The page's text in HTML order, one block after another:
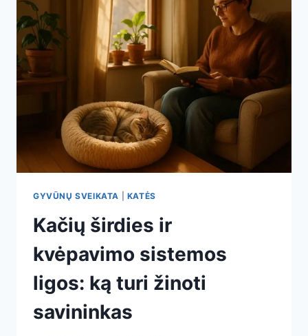
GYVŪNŲ SVEIKATA KATĖS
Kačių širdies ir
kvėpavimo sistemos
ligos: ką turi žinoti
savininkas